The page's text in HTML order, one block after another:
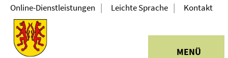
MENÜ
Online-Dienstleistungen | Leichte Sprache | Kontakt